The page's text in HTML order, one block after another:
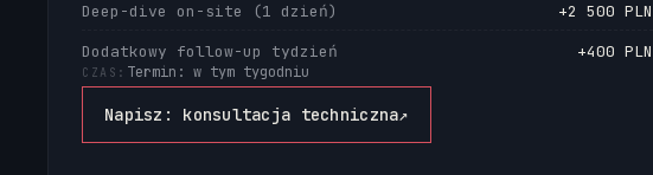
Deep-dive on-site (1 dzień)
+2 500 PLN
Dodatkowy follow-up tydzień
+400 PLN
CZAS: Termin: w tym tygodniu
Napisz: konsultacja techniczna↗